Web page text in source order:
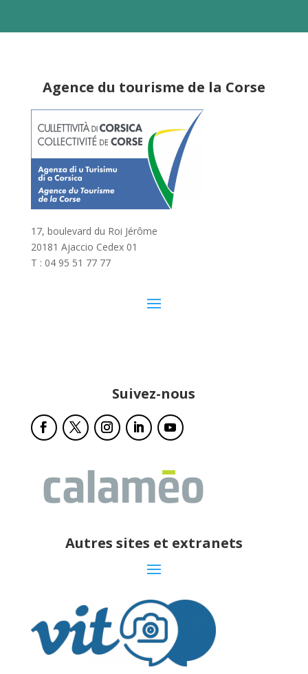
Agence du tourisme de la Corse
17, boulevard du Roi Jérôme
20181 Ajaccio Cedex 01
T : 04 95 51 77 77
Suivez-nous
Autres sites et extranets